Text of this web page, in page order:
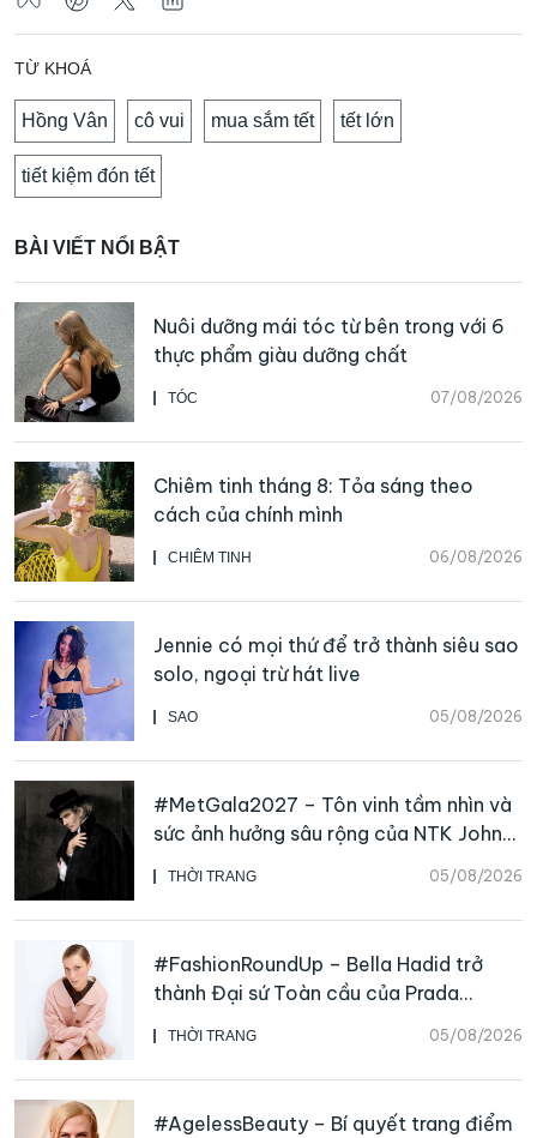
TỪ KHOÁ
Hồng Vân cô vui mua sắm tết tết lớn
tiết kiệm đón tết
BÀI VIẾT NỔI BẬT
TÓC 07/08/2026
Nuôi dưỡng mái tóc từ bên trong với 6
thực phẩm giàu dưỡng chất
CHIÊM TINH 06/08/2026
Chiêm tinh tháng 8: Tỏa sáng theo
cách của chính mình
SAO 05/08/2026
Jennie có mọi thứ để trở thành siêu sao
solo, ngoại trừ hát live
THỜI TRANG 05/08/2026
#MetGala2027 – Tôn vinh tầm nhìn và
sức ảnh hưởng sâu rộng của NTK John
Galliano
THỜI TRANG 05/08/2026
#FashionRoundUp – Bella Hadid trở
thành Đại sứ Toàn cầu của Prada
Beauty, CHANEL mua lại Charvet
#AgelessBeauty – Bí quyết trang điểm